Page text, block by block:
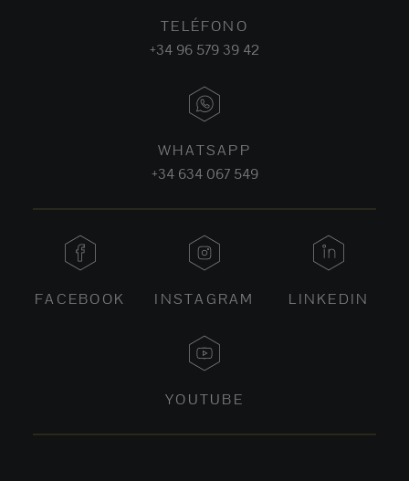
TELÉFONO
+34 96 579 39 42
WHATSAPP
+34 634 067 549
FACEBOOK INSTAGRAM LINKEDIN
YOUTUBE